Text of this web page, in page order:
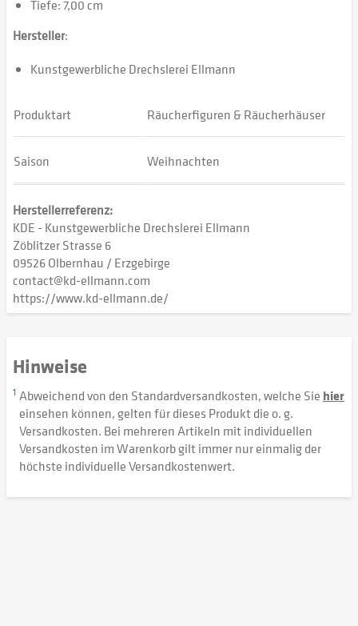
Tiefe: 7,00 cm
Hersteller:
Kunstgewerbliche Drechslerei Ellmann
Produktart Räucherfiguren & Räucherhäuser
Saison Weihnachten
Herstellerreferenz:
KDE - Kunstgewerbliche Drechslerei Ellmann
Zöblitzer Strasse 6
09526 Olbernhau / Erzgebirge
contact@kd-ellmann.com
https://www.kd-ellmann.de/
Hinweise
1 Abweichend von den Standardversandkosten, welche Sie hier
einsehen können, gelten für dieses Produkt die o. g.
Versandkosten. Bei mehreren Artikeln mit individuellen
Versandkosten im Warenkorb gilt immer nur einmalig der
höchste individuelle Versandkostenwert.